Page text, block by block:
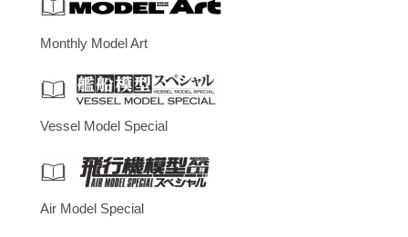
Monthly Model Art
Vessel Model Special
Air Model Special